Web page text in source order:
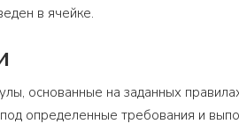
в ячейке.
основанные на заданных
определенные требования и